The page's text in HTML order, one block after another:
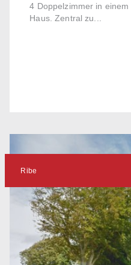
4 Doppelzimmer in
Haus. Zentral zu...
Ribe